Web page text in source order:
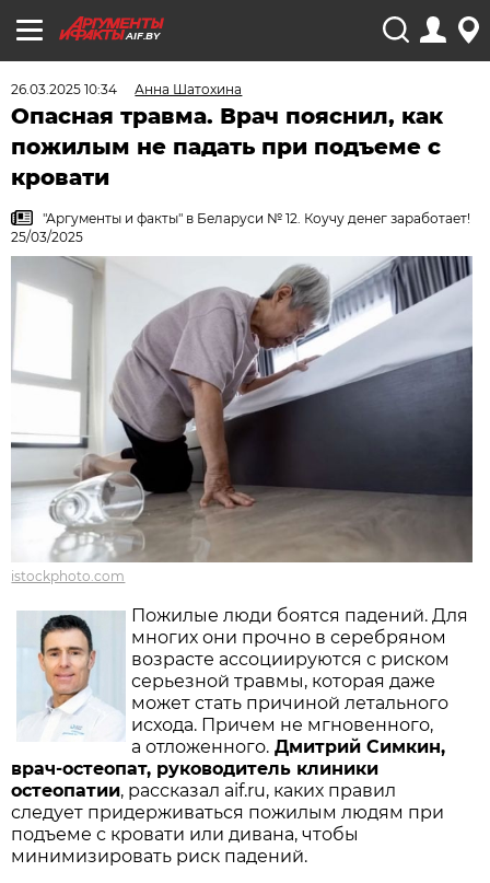
AIF.BY
26.03.2025 10:34 Анна Шатохина
Опасная травма. Врач пояснил, как
пожилым не падать при подъеме с
кровати
"Аргументы и факты" в Беларуси № 12. Коучу денег заработает!
25/03/2025
istockphoto.com
Пожилые люди боятся падений. Для
многих они прочно в серебряном
возрасте ассоциируются с риском
серьезной травмы, которая даже
может стать причиной летального
исхода. Причем не мгновенного,
а отложенного. Дмитрий Симкин,
врач-остеопат, руководитель клиники
остеопатии, рассказал aif.ru, каких правил
следует придерживаться пожилым людям при
подъеме с кровати или дивана, чтобы
минимизировать риск падений.